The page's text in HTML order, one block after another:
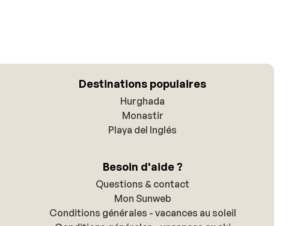
Destinations populaires
Hurghada
Monastir
Playa del Inglés
Besoin d'aide ?
Questions & contact
Mon Sunweb
Conditions générales - vacances au soleil